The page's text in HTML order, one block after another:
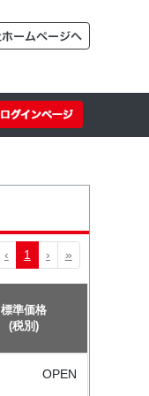
‹ 1 › »
標準価格
(税別)
OPEN